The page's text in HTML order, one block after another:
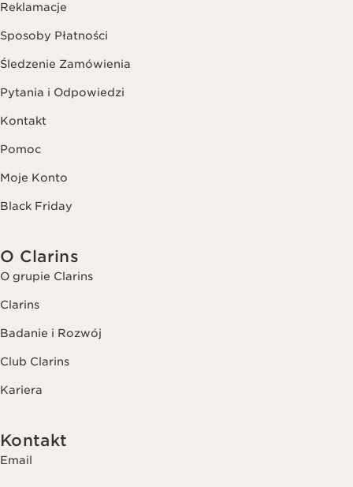
Reklamacje
Sposoby Płatności
Śledzenie Zamówienia
Pytania i Odpowiedzi
Kontakt
Pomoc
Moje Konto
Black Friday
O Clarins
O grupie Clarins
Clarins
Badanie i Rozwój
Club Clarins
Kariera
Kontakt
Email